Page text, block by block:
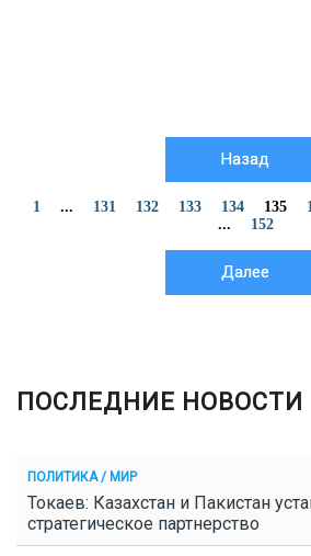
Назад
1 ... 131 132 133 134 135
...
152
Далее
ПОСЛЕДНИЕ НОВОСТИ
ПОЛИТИКА / МИР
Токаев: Казахстан и Пакистан
стратегическое партнерство